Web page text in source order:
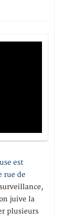
est
rue de
juive la
plusieurs